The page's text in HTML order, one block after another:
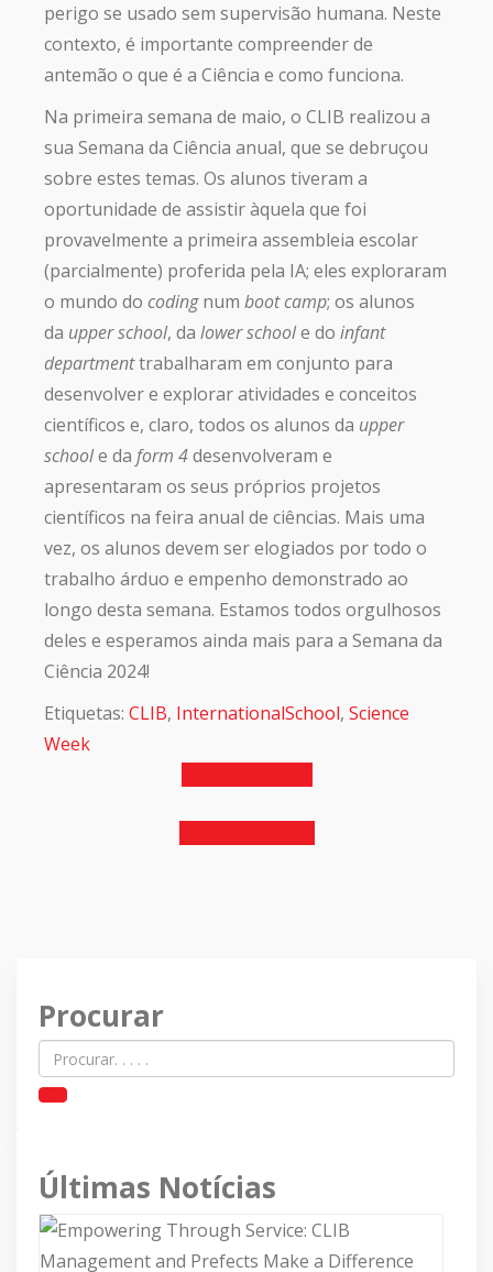
perigo se usado sem supervisão humana. Neste
contexto, é importante compreender de
antemão o que é a Ciência e como funciona.
Na primeira semana de maio, o CLIB realizou a
sua Semana da Ciência anual, que se debruçou
sobre estes temas. Os alunos tiveram a
oportunidade de assistir àquela que foi
provavelmente a primeira assembleia escolar
(parcialmente) proferida pela IA; eles exploraram
o mundo do codingnum boot camp; os alunos
da upper school, da lower schoole do infant
departmenttrabalharam em conjunto para
desenvolver e explorar atividades e conceitos
científicos e, claro, todos os alunos da upper
schoole da form 4desenvolveram e
apresentaram os seus próprios projetos
científicos na feira anual de ciências. Mais uma
vez, os alunos devem ser elogiados por todo o
trabalho árduo e empenho demonstrado ao
longo desta semana. Estamos todos orgulhosos
deles e esperamos ainda mais para a Semana da
Ciência 2024!
Etiquetas: CLIB, InternationalSchool, Science
Week
Procurar
Últimas Notícias